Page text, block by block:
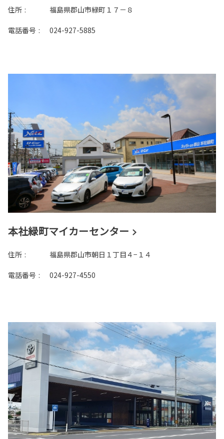
住所 : 福島県郡山市緑町１７－８
電話番号 : 024-927-5885
本社緑町マイカーセンター
住所 : 福島県郡山市朝日１丁目４−１４
電話番号 : 024-927-4550